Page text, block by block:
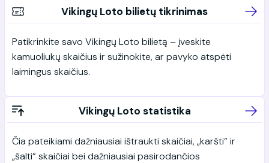
Vikingų Loto bilietų tikrinimas
Patikrinkite savo Vikingų Loto bilietą – įveskite
kamuoliukų skaičius ir sužinokite, ar pavyko atspėti
laimingus skaičius.
Vikingų Loto statistika
Čia pateikiami dažniausiai ištraukti skaičiai, „karšti“ ir
„šalti“ skaičiai bei dažniausiai pasirodančios